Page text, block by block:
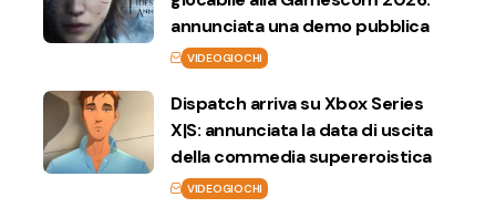
annunciata una demo pubblica
VIDEOGIOCHI
Dispatch arriva su Xbox Series
X|S: annunciata la data di uscita
della commedia supereroistica
VIDEOGIOCHI